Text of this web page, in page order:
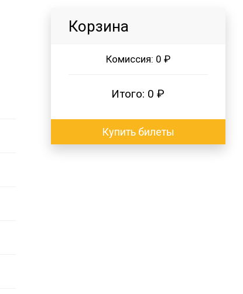
Корзина
Комиссия: 0 ₽
Итого: 0 ₽
Купить билеты